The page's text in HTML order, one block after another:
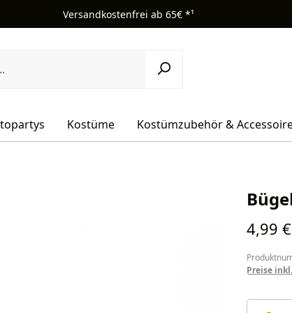
Versandkostenfrei ab 65€ *¹
Kostüme Kostümzubehör &
4,99 €
Preise